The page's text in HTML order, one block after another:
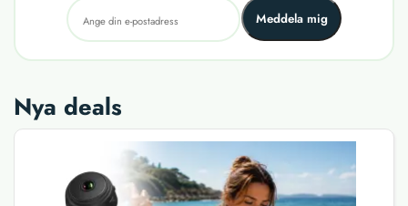
Meddela mig
Nya deals